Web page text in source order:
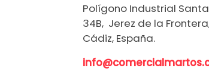
Polígono Industrial Santa
34B, Jerez de la
Cádiz, España.